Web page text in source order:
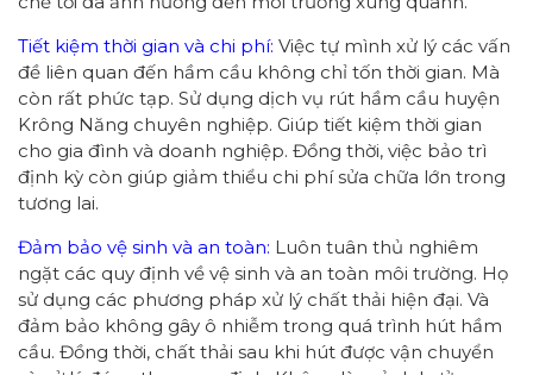
Tiết kiệm thời gian và chi phí: Việc tự mình xử lý các vấn
đề liên quan đến hầm cầu không chỉ tốn thời gian. Mà
còn rất phức tạp. Sử dụng dịch vụ rút hầm cầu huyện
Krông Năng chuyên nghiệp. Giúp tiết kiệm thời gian
cho gia đình và doanh nghiệp. Đồng thời, việc bảo trì
định kỳ còn giúp giảm thiểu chi phí sửa chữa lớn trong
tương lai.
Đảm bảo vệ sinh và an toàn: Luôn tuân thủ nghiêm
ngặt các quy định về vệ sinh và an toàn môi trường. Họ
sử dụng các phương pháp xử lý chất thải hiện đại. Và
đảm bảo không gây ô nhiễm trong quá trình hút hầm
cầu. Đồng thời, chất thải sau khi hút được vận chuyển